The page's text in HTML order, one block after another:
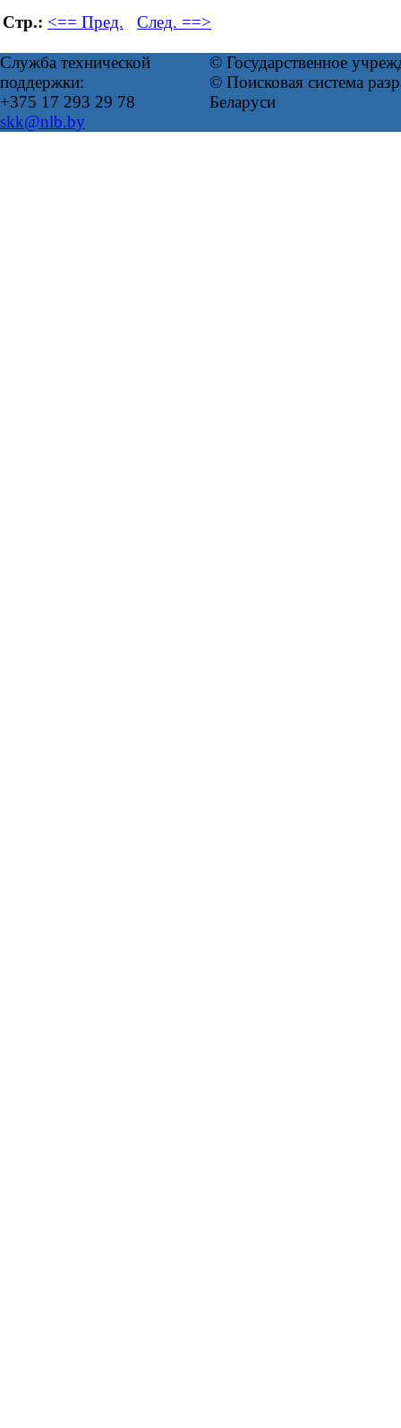
Стр.: <== Пред. След. ==>
Служба технической
поддержки:
+375 17 293 29 78
skk@nlb.by
© Государственное
© Поисковая система
Беларуси